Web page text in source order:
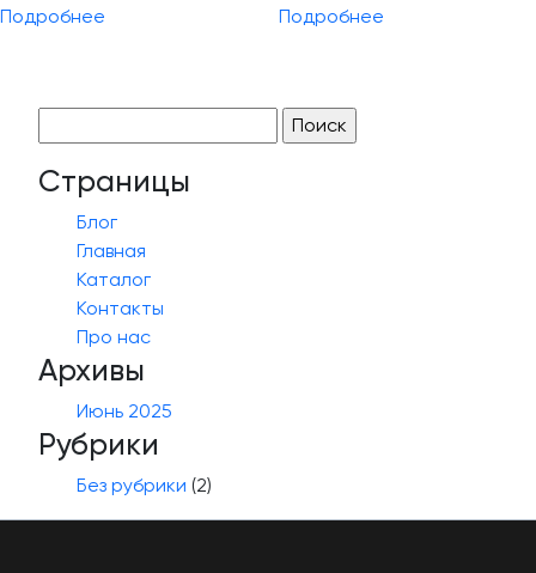
Подробнее Подробнее
Страницы
Блог
Главная
Каталог
Контакты
Про нас
Архивы
Июнь 2025
Рубрики
Без рубрики (2)